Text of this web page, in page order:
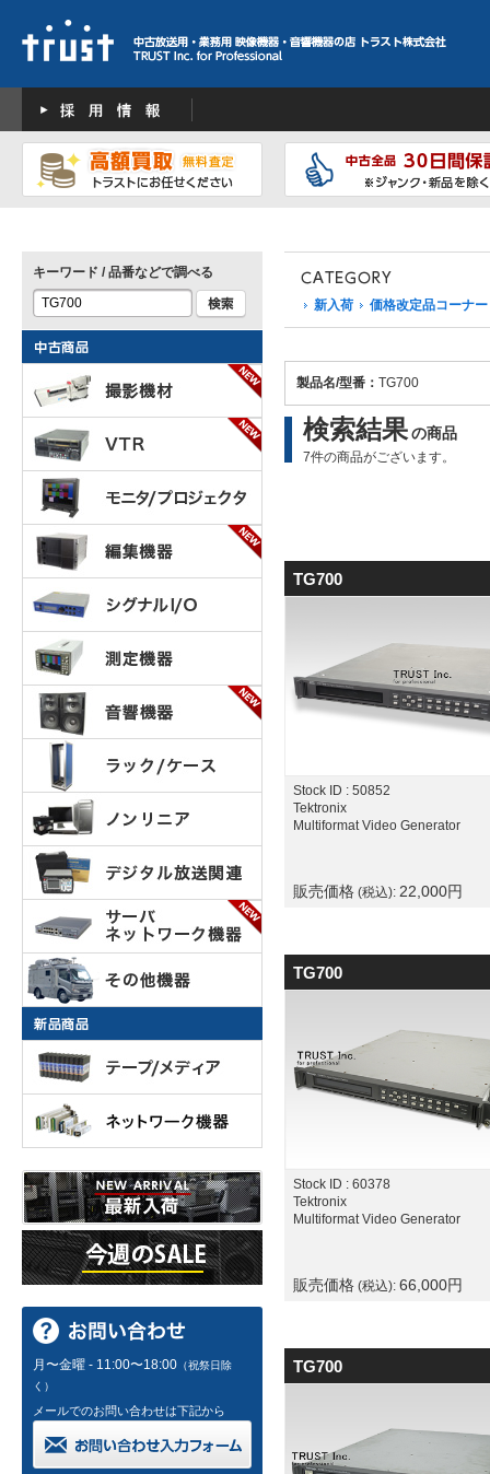
新入荷 価格改定品コーナー
製品名/型番： TG700
検索結果の商品
7件の商品がございます。
TG700
Stock ID : 50852
Tektronix
Multiformat Video Generator
販売価格 (税込): 22,000円
TG700
Stock ID : 60378
Tektronix
Multiformat Video Generator
販売価格 (税込): 66,000円
TG700
キーワード / 品番などで調べる
月〜金曜 - 11:00〜18:00 （祝祭日除
く）
メールでのお問い合わせは下記から